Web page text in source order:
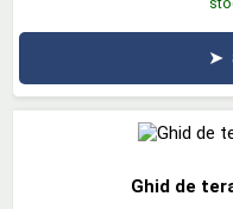
➤
Ghid de